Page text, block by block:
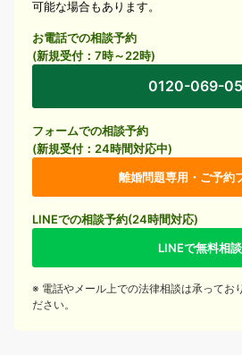
可能な場合もあります。
お電話での相談予約
(新規受付：7時～22時)
0120-069-
フォームでの相談予約
(新規受付：24時間対応中)
離婚問題専用・ご予約
LINEでの相談予約(24時間対応)
LINEで無料相談
※ 電話やメール上での法律相談は承ってお
ださい。